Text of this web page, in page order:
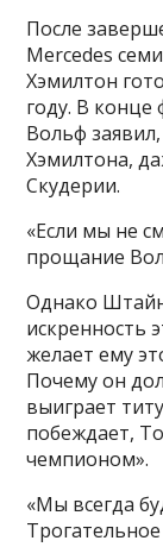
После
Mercedes
Хэмилтон
году. В конце
Вольф
Хэмилтона,
Скудерии.
«Если мы не
прощание
Однако
искренность
желает ему
Почему он
выиграет
побеждает,
чемпионом».
«Мы всегда